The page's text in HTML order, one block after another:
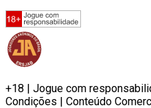
+18 | Jogue com
Condições | Conteúdo